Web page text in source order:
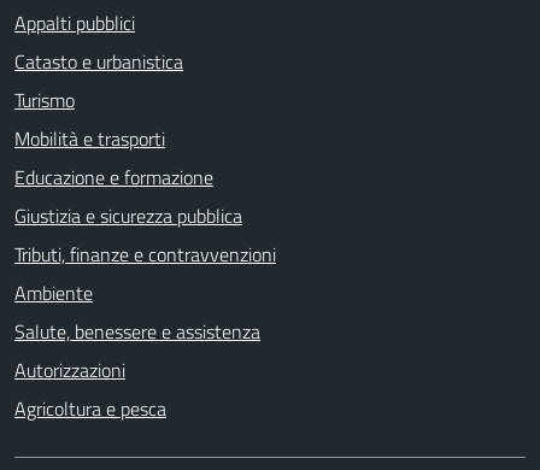
Appalti pubblici
Catasto e urbanistica
Turismo
Mobilità e trasporti
Educazione e formazione
Giustizia e sicurezza pubblica
Tributi, finanze e contravvenzioni
Ambiente
Salute, benessere e assistenza
Autorizzazioni
Agricoltura e pesca